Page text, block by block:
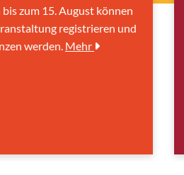
zum 15. August können
registrieren und
werden. Mehr